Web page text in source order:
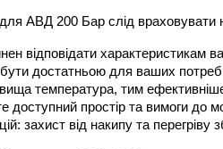
АВД 200 Бар слід враховувати
відповідати характеристикам
достатньою для ваших
температура, тим
доступний простір та вимоги до
захист від накипу та